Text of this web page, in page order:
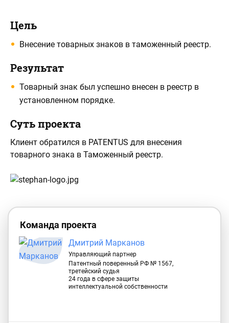
Подробная
информация
по
проекту
Основная
по
проекту
Цель
Внесение товарных знаков в таможенный реестр.
Результат
Товарный знак был успешно внесен в реестр в
установленном порядке.
Суть проекта
Клиент обратился в PATENTUS для внесения
товарного знака в Таможенный реестр.
Команда проекта
Дмитрий Марканов
Управляющий партнер
Патентный поверенный РФ № 1567,
третейский судья
24 года в сфере защиты
интеллектуальной собственности